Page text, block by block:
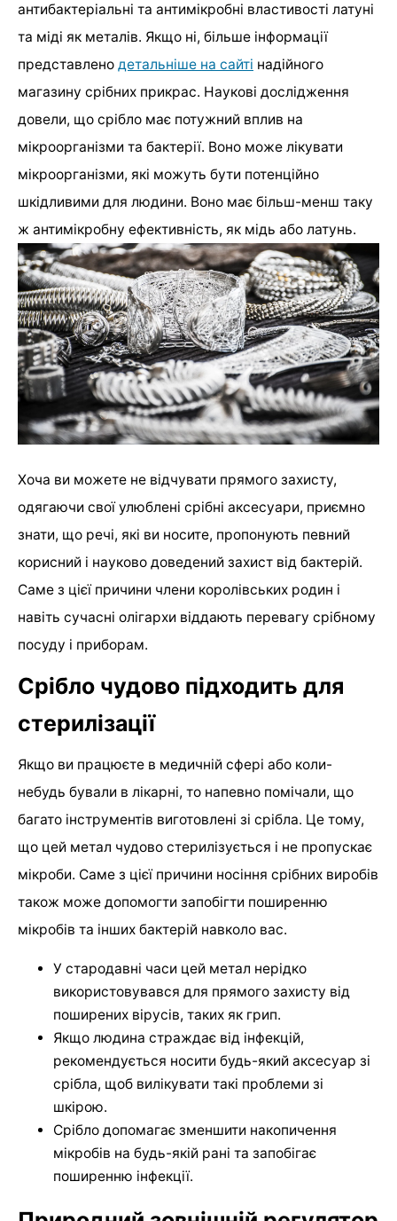
антибактеріальні та антимікробні властивості латуні
та міді як металів. Якщо ні, більше інформації
представлено детальніше на сайті надійного
магазину срібних прикрас. Наукові дослідження
довели, що срібло має потужний вплив на
мікроорганізми та бактерії. Воно може лікувати
мікроорганізми, які можуть бути потенційно
шкідливими для людини. Воно має більш-менш таку
ж антимікробну ефективність, як мідь або латунь.
Хоча ви можете не відчувати прямого захисту,
одягаючи свої улюблені срібні аксесуари, приємно
знати, що речі, які ви носите, пропонують певний
корисний і науково доведений захист від бактерій.
Саме з цієї причини члени королівських родин і
навіть сучасні олігархи віддають перевагу срібному
посуду і приборам.
Срібло чудово підходить для
стерилізації
Якщо ви працюєте в медичній сфері або коли-
небудь бували в лікарні, то напевно помічали, що
багато інструментів виготовлені зі срібла. Це тому,
що цей метал чудово стерилізується і не пропускає
мікроби. Саме з цієї причини носіння срібних виробів
також може допомогти запобігти поширенню
мікробів та інших бактерій навколо вас.
У стародавні часи цей метал нерідко
використовувався для прямого захисту від
поширених вірусів, таких як грип.
Якщо людина страждає від інфекцій,
рекомендується носити будь-який аксесуар зі
срібла, щоб вилікувати такі проблеми зі
шкірою.
Срібло допомагає зменшити накопичення
мікробів на будь-якій рані та запобігає
поширенню інфекції.